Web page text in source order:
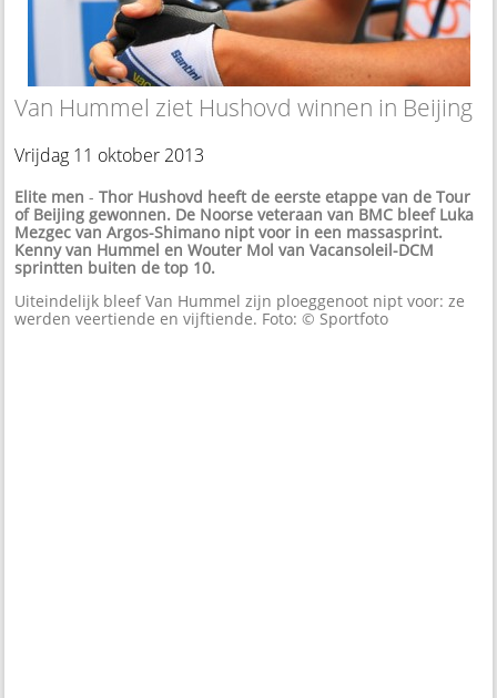
Van Hummel ziet Hushovd winnen in Beijing
Vrijdag 11 oktober 2013
Elite men -Thor Hushovd heeft de eerste etappe van de Tour
of Beijing gewonnen. De Noorse veteraan van BMC bleef Luka
Mezgec van Argos-Shimano nipt voor in een massasprint.
Kenny van Hummel en Wouter Mol van Vacansoleil-DCM
sprintten buiten de top 10.
Uiteindelijk bleef Van Hummel zijn ploeggenoot nipt voor: ze
werden veertiende en vijftiende. Foto: © Sportfoto